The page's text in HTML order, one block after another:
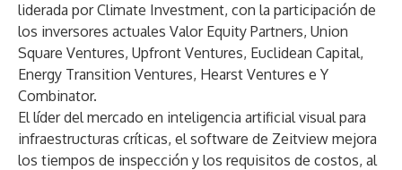
liderada por Climate Investment, con la participación de
los inversores actuales Valor Equity Partners, Union
Square Ventures, Upfront Ventures, Euclidean Capital,
Energy Transition Ventures, Hearst Ventures e Y
Combinator.
El líder del mercado en inteligencia artificial visual para
infraestructuras críticas, el software de Zeitview mejora
los tiempos de inspección y los requisitos de costos, al